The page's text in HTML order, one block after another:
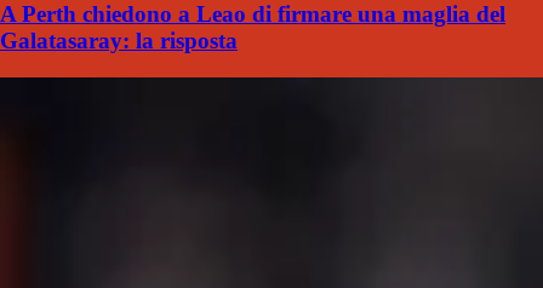
A Perth chiedono a Leao di firmare una maglia del
Galatasaray: la risposta